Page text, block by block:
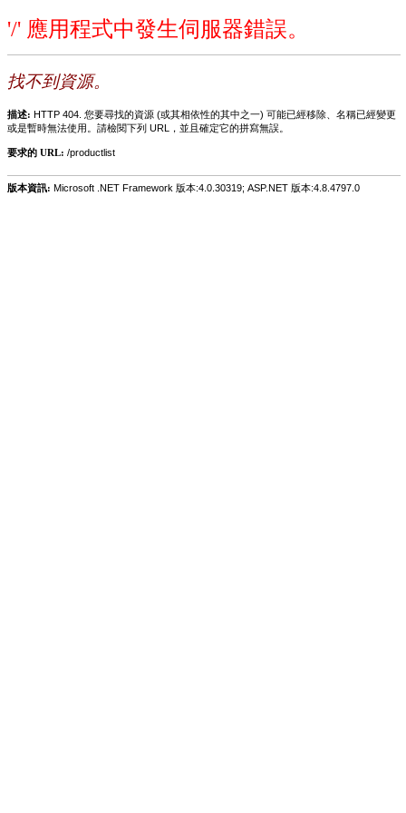
'/' 應用程式中發生伺服器錯誤。
找不到資源。
描述: HTTP 404. 您要尋找的資源 (或其相依性的其中之一) 可能已經移除、名稱已經變更
或是暫時無法使用。請檢閱下列 URL，並且確定它的拼寫無誤。
要求的 URL: /productlist
版本資訊: Microsoft .NET Framework 版本:4.0.30319; ASP.NET 版本:4.8.4797.0